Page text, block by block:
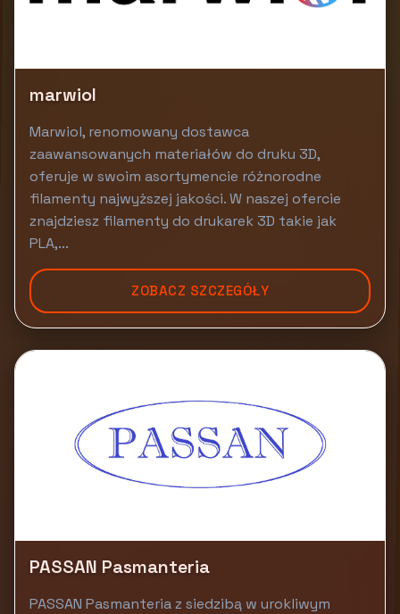
marwiol
Marwiol, renomowany dostawca
zaawansowanych materiałów do druku 3D,
oferuje w swoim asortymencie różnorodne
filamenty najwyższej jakości. W naszej ofercie
znajdziesz filamenty do drukarek 3D takie jak
PLA,...
ZOBACZ SZCZEGÓŁY
PASSAN Pasmanteria
PASSAN Pasmanteria z siedzibą w urokliwym